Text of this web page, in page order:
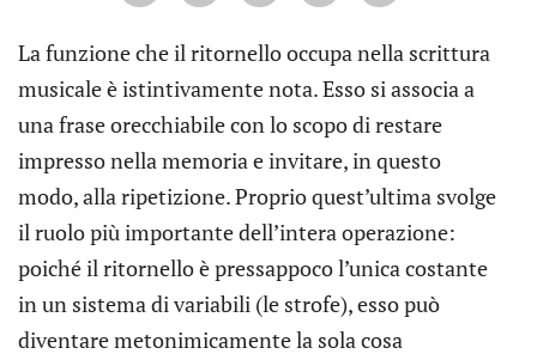
La funzione che il ritornello occupa nella scrittura
musicale è istintivamente nota. Esso si associa a
una frase orecchiabile con lo scopo di restare
impresso nella memoria e invitare, in questo
modo, alla ripetizione. Proprio quest’ultima svolge
il ruolo più importante dell’intera operazione:
poiché il ritornello è pressappoco l’unica costante
in un sistema di variabili (le strofe), esso può
diventare metonimicamente la sola cosa